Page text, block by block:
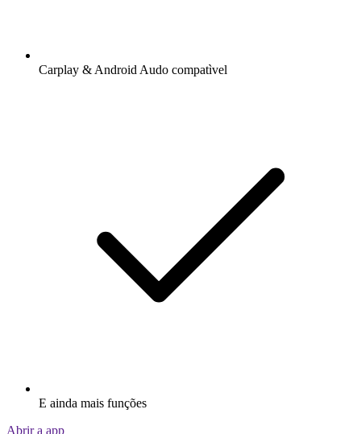
Carplay & Android Audo compatìvel
E ainda mais funções
Abrir a app